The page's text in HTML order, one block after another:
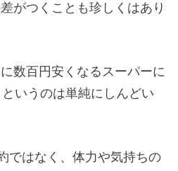
がつくことも珍しくはあり
数百円安くなるスーパーに
いうのは単純にしんどい
ではなく、体力や気持ちの